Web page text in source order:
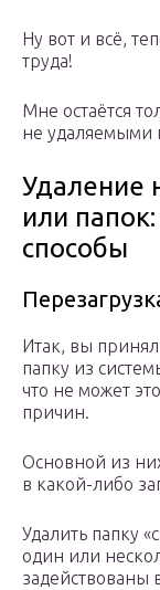
Ну вот и всё,
труда!
Мне остаётся
не удаляемыми
Удаление
или
способы
Итак, вы
папку из
что не может
причин.
Основной из
в какой-либо
Удалить папку
один или
задействованы